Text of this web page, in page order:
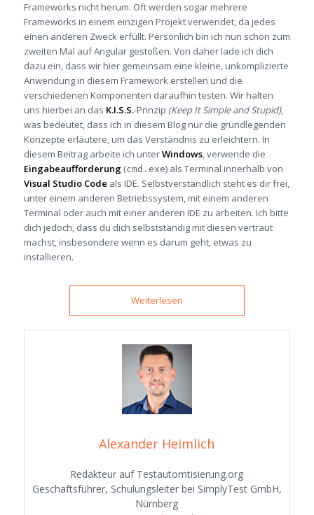
Frameworks nicht herum. Oft werden sogar mehrere
Frameworks in einem einzigen Projekt verwendet, da jedes
einen anderen Zweck erfüllt. Persönlich bin ich nun schon zum
zweiten Mal auf Angular gestoßen. Von daher lade ich dich
dazu ein, dass wir hier gemeinsam eine kleine, unkomplizierte
Anwendung in diesem Framework erstellen und die
verschiedenen Komponenten daraufhin testen. Wir halten
uns hierbei an das K.I.S.S.-Prinzip (Keep It Simple and Stupid),
was bedeutet, dass ich in diesem Blog nur die grundlegenden
Konzepte erläutere, um das Verständnis zu erleichtern. In
diesem Beitrag arbeite ich unterWindows, verwende die
Eingabeaufforderung(cmd.exe) als Terminal innerhalb von
Visual Studio Code als IDE. Selbstverständlich steht es dir frei,
unter einem anderen Betriebssystem, mit einem anderen
Terminal oder auch mit einer anderen IDE zu arbeiten. Ich bitte
dich jedoch, dass du dich selbstständig mit diesen vertraut
machst, insbesondere wenn es darum geht, etwas zu
installieren.
Weiterlesen
Alexander Heimlich
Redakteur auf Testautomtisierung.org
Geschäftsführer, Schulungsleiter bei SimplyTest GmbH,
Nürnberg